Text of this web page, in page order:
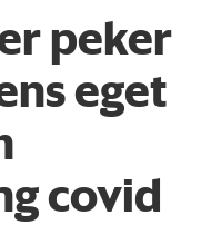
peker
eget
covid